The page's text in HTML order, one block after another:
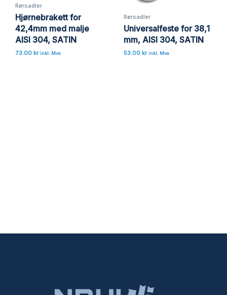
Rørsadler
Hjørnebrakett for
42,4mm med malje
AISI 304, SATIN
73.00 kr inkl. Mva
Rørsadler
Universalfeste for 38,1
mm, AISI 304, SATIN
53.00 kr inkl. Mva